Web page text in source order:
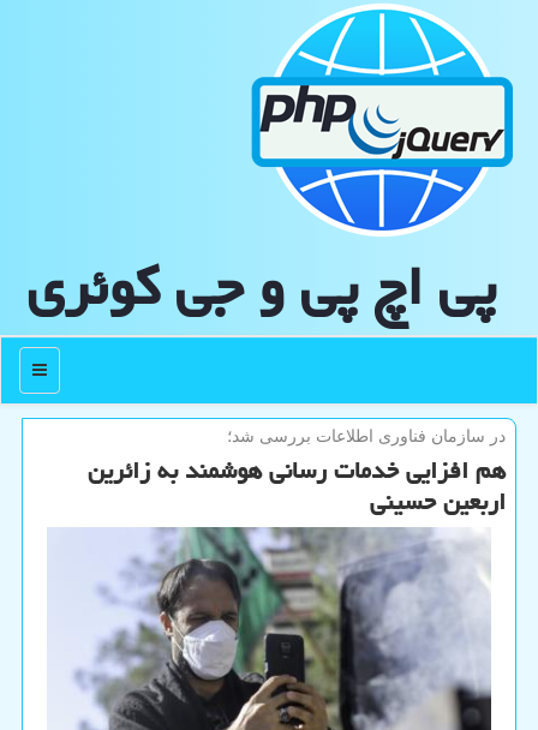
پی اچ پی و جی كوئری
منو
در سازمان فناوری اطلاعات بررسی شد؛
هم افزایی خدمات رسانی هوشمند به زائرین
اربعین حسینی